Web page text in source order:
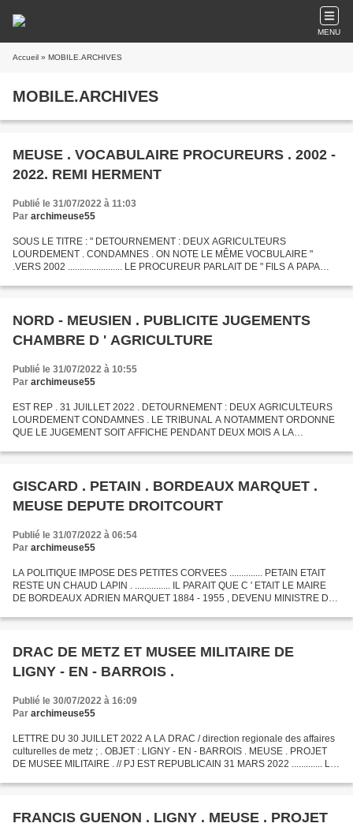
MENU
Accueil » MOBILE.ARCHIVES
MOBILE.ARCHIVES
MEUSE . VOCABULAIRE PROCUREURS . 2002 -
2022. REMI HERMENT
Publié le 31/07/2022 à 11:03
Par archimeuse55
SOUS LE TITRE : " DETOURNEMENT : DEUX AGRICULTEURS
LOURDEMENT . CONDAMNES . ON NOTE LE MÊME VOCBULAIRE "
.VERS 2002 ....................... LE PROCUREUR PARLAIT DE " FILS A PAPA
+ ANDRE .................................
NORD - MEUSIEN . PUBLICITE JUGEMENTS
CHAMBRE D ' AGRICULTURE
Publié le 31/07/2022 à 10:55
Par archimeuse55
EST REP . 31 JUILLET 2022 . DETOURNEMENT : DEUX AGRICULTEURS
LOURDEMENT CONDAMNES . LE TRIBUNAL A NOTAMMENT ORDONNE
QUE LE JUGEMENT SOIT AFFICHE PENDANT DEUX MOIS A LA
LEURS IMPÔTS...
GISCARD . PETAIN . BORDEAUX MARQUET .
MEUSE DEPUTE DROITCOURT
Publié le 31/07/2022 à 06:54
Par archimeuse55
LA POLITIQUE IMPOSE DES PETITES CORVEES .............. PETAIN ETAIT
RESTE UN CHAUD LAPIN . ............... IL PARAIT QUE C ' ETAIT LE MAIRE
DE BORDEAUX ADRIEN MARQUET 1884 - 1955 , DEVENU MINISTRE DE
DRAC DE METZ ET MUSEE MILITAIRE DE
LIGNY - EN - BARROIS .
Publié le 30/07/2022 à 16:09
Par archimeuse55
LETTRE DU 30 JUILLET 2022 A LA DRAC / direction regionale des affaires
culturelles de metz ; . OBJET : LIGNY - EN - BARROIS . MEUSE . PROJET
DE MUSEE MILITAIRE . // PJ EST REPUBLICAIN 31 MARS 2022 ............. L '
FRANCIS GUENON . LIGNY . MEUSE . PROJET